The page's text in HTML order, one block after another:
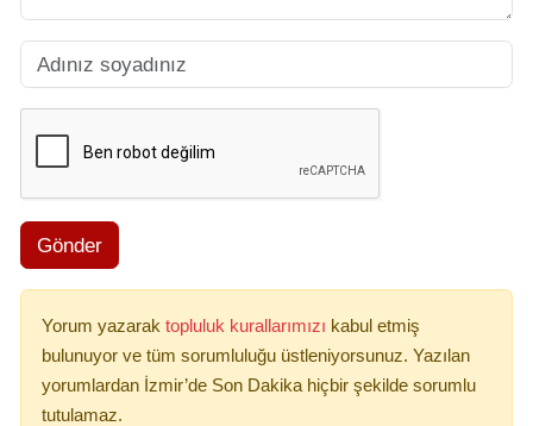
Gönder
Yorum yazarak topluluk kurallarımızı kabul etmiş
bulunuyor ve tüm sorumluluğu üstleniyorsunuz. Yazılan
yorumlardan İzmir’de Son Dakika hiçbir şekilde sorumlu
tutulamaz.